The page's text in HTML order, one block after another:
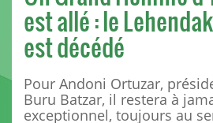
est allé : le
est décédé
Pour Andoni Ortuzar,
Buru Batzar, il restera à
exceptionnel, toujours au